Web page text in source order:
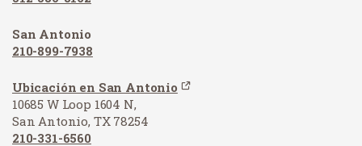
San Antonio
210-899-7938
Ubicación en San Antonio
10685 W Loop 1604 N,
San Antonio, TX 78254
210-331-6560